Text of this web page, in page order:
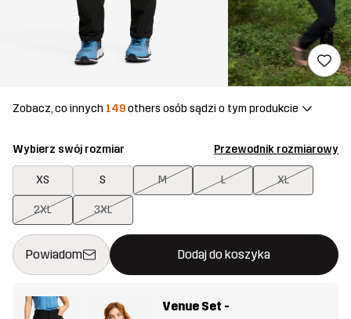
Zobacz, co innych 149others osób sądzi o tym produkcie
Wybierz swój rozmiar Przewodnik rozmiarowy
XS S M L XL
2XL 3XL
Powiadom Dodaj do koszyka
Ten przycisk otworzy nowe okno, w którym można
{{size}} nie jest dostępny
Venue Set -